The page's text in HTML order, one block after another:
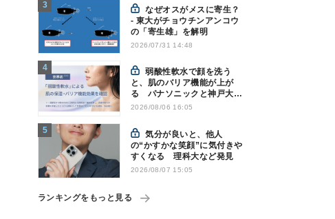
なぜオスがメスに寄生？
- 東大がチョウチンアンコウ
の「寄生雄」を解明
2026/07/31 14:48
弱酸性軟水で顔を洗う
と、肌のバリア機能が上が
る パナソニックと神戸大が
確認
2026/08/06 16:05
気分が良いと、他人
の“かすかな笑顔”に気付きや
すくなる 理科大など発見
2026/08/07 15:05
ランキングをもっと見る